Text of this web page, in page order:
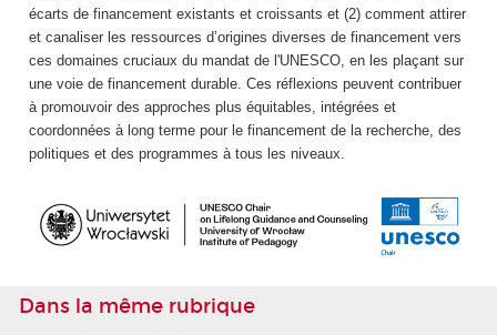
écarts de financement existants et croissants et (2) comment attirer
et canaliser les ressources d’origines diverses de financement vers
ces domaines cruciaux du mandat de l'UNESCO, en les plaçant sur
une voie de financement durable. Ces réflexions peuvent contribuer
à promouvoir des approches plus équitables, intégrées et
coordonnées à long terme pour le financement de la recherche, des
politiques et des programmes à tous les niveaux.
Dans la même rubrique